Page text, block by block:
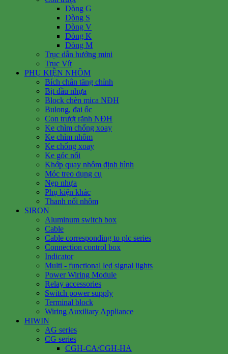
Dòng G
Dòng S
Dòng V
Dòng K
Dòng M
Trục dẫn hướng mini
Trục Vít
PHỤ KIỆN NHÔM
Bích chân tăng chỉnh
Bịt đầu nhựa
Block chèn mica NĐH
Bulong, đai ốc
Con trượt rãnh NĐH
Ke chìm chống xoay
Ke chìm nhôm
Ke chống xoay
Ke góc nổi
Khớp quay nhôm định hình
Móc treo dụng cụ
Nẹp nhựa
Phụ kiện khác
Thanh nối nhôm
SIRON
Aluminum switch box
Cable
Cable corresponding to plc series
Connection control box
Indicator
Multi - functional led signal lights
Power Wiring Module
Relay accessories
Switch power supply
Terminal block
Wiring Auxiliary Appliance
HIWIN
AG series
CG series
CGH-CA/CGH-HA